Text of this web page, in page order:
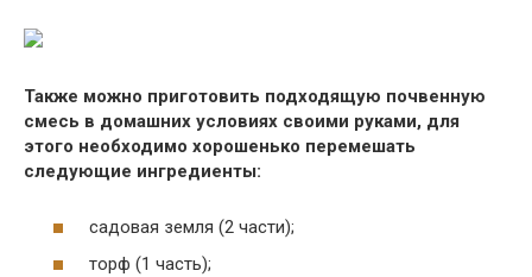
Также можно приготовить подходящую почвенную
смесь в домашних условиях своими руками, для
этого необходимо хорошенько перемешать
следующие ингредиенты:
садовая земля (2 части);
торф (1 часть);